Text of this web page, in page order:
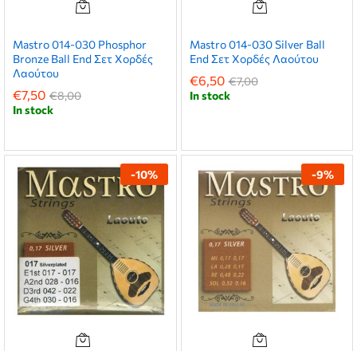
Mastro 014-030 Phosphor
Bronze Ball End Σετ Χορδές
Λαούτου
€7,50 €8,00
In stock
Mastro 014-030 Silver Ball
End Σετ Χορδές Λαούτου
€6,50 €7,00
In stock
-10% -9%